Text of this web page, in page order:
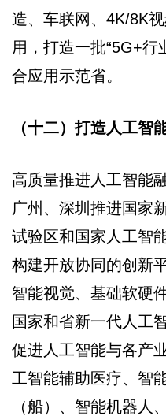
造、车联网、4K/8K
用，打造一批“5G+行
合应用示范省。
（十二）打造人工智
高质量推进人工智能
广州、深圳推进国家
试验区和国家人工智
构建开放协同的创新
智能视觉、基础软硬
国家和省新一代人工
促进人工智能与各产
工智能辅助医疗、智
（船）、智能机器人